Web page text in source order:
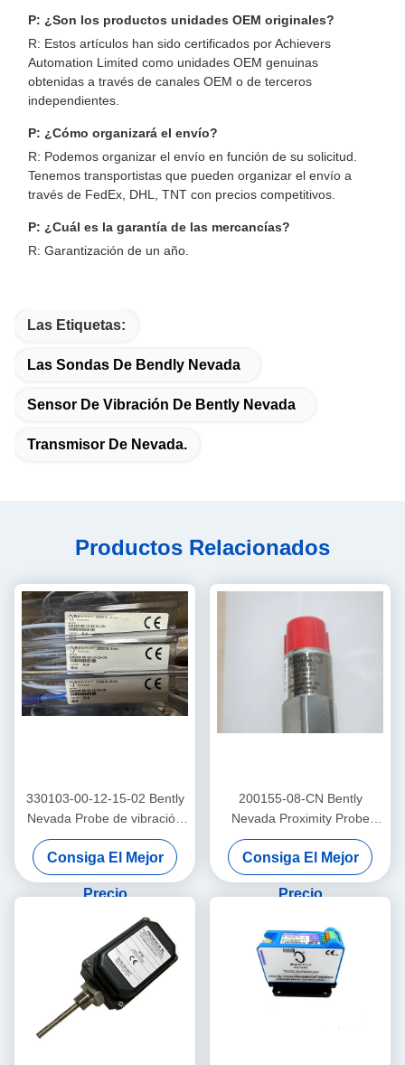
P: ¿Son los productos unidades OEM originales?
R: Estos artículos han sido certificados por Achievers
Automation Limited como unidades OEM genuinas
obtenidas a través de canales OEM o de terceros
independientes.
P: ¿Cómo organizará el envío?
R: Podemos organizar el envío en función de su solicitud.
Tenemos transportistas que pueden organizar el envío a
través de FedEx, DHL, TNT con precios competitivos.
P: ¿Cuál es la garantía de las mercancías?
R: Garantización de un año.
Las Etiquetas:
Las Sondas De Bendly Nevada
Sensor De Vibración De Bently Nevada
Transmisor De Nevada.
Productos Relacionados
330103-00-12-15-02 Bently
Nevada Probe de vibración
3300 Xl Proximador sensor
Consiga El Mejor
Precio
200155-08-CN Bently
Nevada Proximity Probe
Trendmaster Pro
Acelerómetro de baja
frecuencia
Consiga El Mejor
Precio